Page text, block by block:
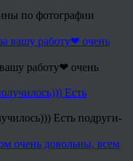
по фотографии
работу❤ очень
Есть подруги-